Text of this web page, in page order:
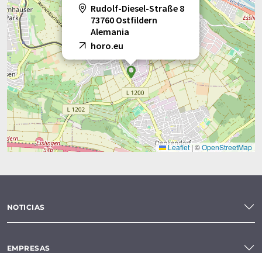
Rudolf-Diesel-Straße 8
73760 Ostfildern
Alemania
horo.eu
Leaflet | ©OpenStreetMap
NOTICIAS
EMPRESAS